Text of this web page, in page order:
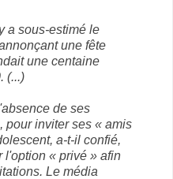
a sous-estimé le
une fête
une centaine
(...)
de ses
pour inviter ses « amis
a-t-il confié,
l'option « privé » afin
Le média